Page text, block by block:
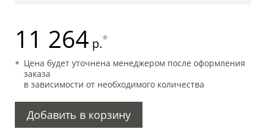
11 264 р.*
Цена будет уточнена менеджером после оформления
заказа
в зависимости от необходимого количества
Добавить в корзину